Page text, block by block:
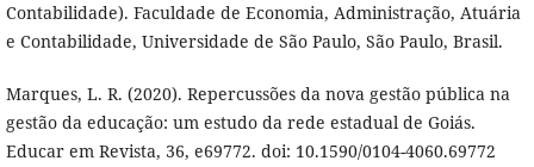
Contabilidade). Faculdade de Economia, Administração, Atuária
e Contabilidade, Universidade de São Paulo, São Paulo, Brasil.
Marques, L. R. (2020). Repercussões da nova gestão pública na
gestão da educação: um estudo da rede estadual de Goiás.
Educar em Revista, 36, e69772. doi: 10.1590/0104-4060.69772